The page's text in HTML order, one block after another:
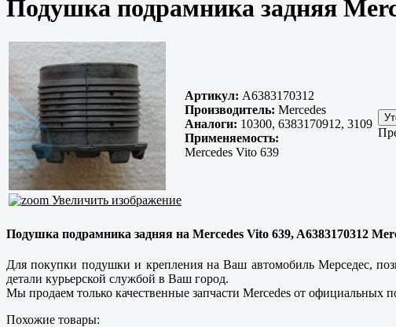
Подушка подрамника задняя
Увеличить изображение
Артикул: A6383170312
Производитель: Mercedes
Аналоги: 10300, 6383170912, 3109
Применяемость:
Mercedes Vito 639
Подушка подрамника задняя на Mercedes Vito 639, A6383170312
Для покупки подушки и крепления на Ваш автомобиль Мерседес,
детали курьерской службой в Ваш город.
Мы продаем только качественные запчасти Mercedes от официальных
Похожие товары: